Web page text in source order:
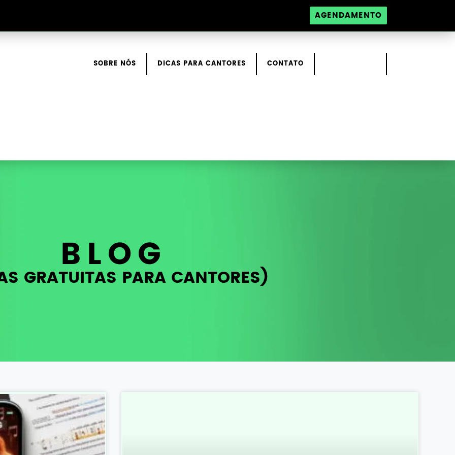
AGENDAMENTO
SOBRE NÓS DICAS PARA CANTORES CONTATO
BLOG
GRATUITAS PARA CANTORES)